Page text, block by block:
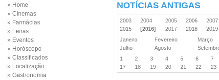
» Home
» Cinemas
» Farmácias
» Feiras
» Eventos
» Horóscopo
» Classificados
» Localização
» Gastronomia
NOTÍCIAS ANTIGAS
2003 2004 2005 2006
2015
[2016] 2017 2018
Janeiro
Fevereiro
Março
Julho
Agosto
1
2 3 4 5 6
7
17
18 19 20 21 22 23